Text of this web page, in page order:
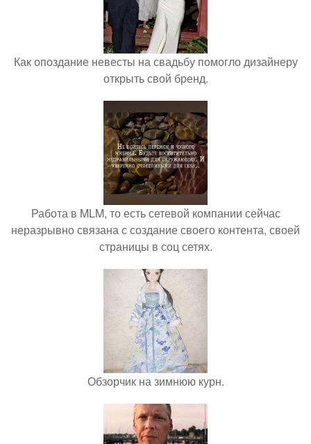
Как опоздание невесты на свадьбу помогло дизайнеру
открыть свой бренд.
Работа в MLM, то есть сетевой компании сейчас
неразрывно связана с создание своего контента, своей
страницы в соц сетях.
Обзорчик на зимнюю курн.